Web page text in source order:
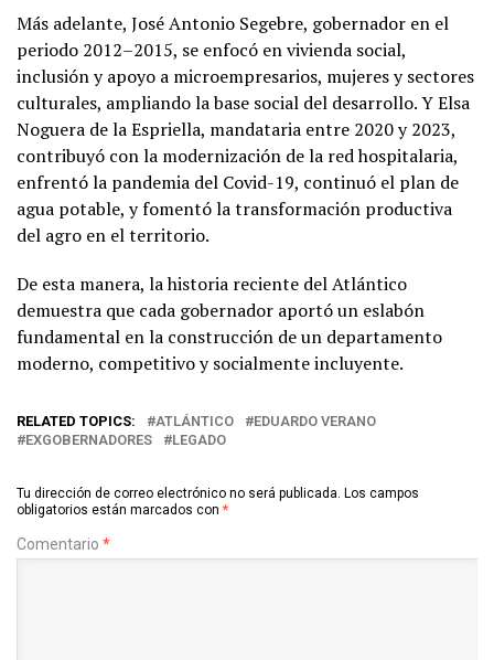
Más adelante, José Antonio Segebre, gobernador en el
periodo 2012–2015, se enfocó en vivienda social,
inclusión y apoyo a microempresarios, mujeres y sectores
culturales, ampliando la base social del desarrollo. Y Elsa
Noguera de la Espriella, mandataria entre 2020 y 2023,
contribuyó con la modernización de la red hospitalaria,
enfrentó la pandemia del Covid-19, continuó el plan de
agua potable, y fomentó la transformación productiva
del agro en el territorio.
De esta manera, la historia reciente del Atlántico
demuestra que cada gobernador aportó un eslabón
fundamental en la construcción de un departamento
moderno, competitivo y socialmente incluyente.
RELATED TOPICS: ATLÁNTICO
EDUARDO VERANO
EXGOBERNADORES
LEGADO
Tu dirección de correo electrónico no será publicada. Los campos
obligatorios están marcados con *
Comentario *